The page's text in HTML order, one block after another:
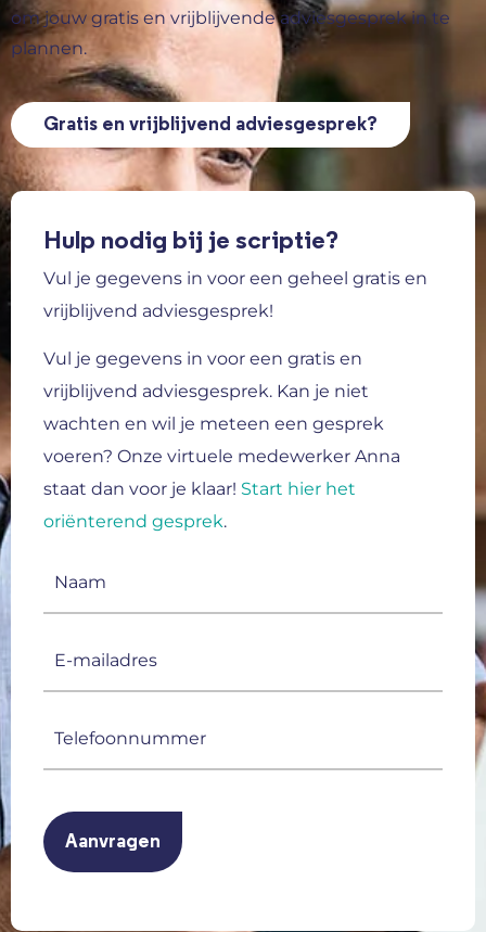
om jouw gratis en vrijblijvende adviesgesprek in te
plannen.
Gratis en vrijblijvend adviesgesprek?
Hulp nodig bij je scriptie?
Vul je gegevens in voor een geheel gratis en
vrijblijvend adviesgesprek!
Vul je gegevens in voor een gratis en
vrijblijvend adviesgesprek. Kan je niet
wachten en wil je meteen een gesprek
voeren? Onze virtuele medewerker Anna
staat dan voor je klaar! Start hier het
oriënterend gesprek.